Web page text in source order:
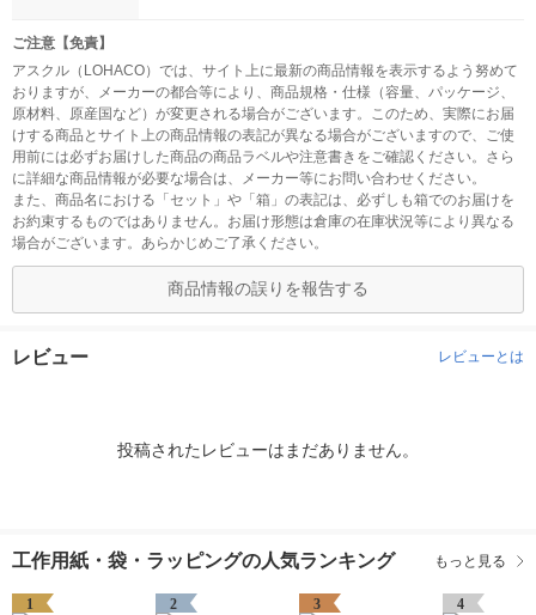
ご注意【免責】
アスクル（LOHACO）では、サイト上に最新の商品情報を表示するよう努めて
おりますが、メーカーの都合等により、商品規格・仕様（容量、パッケージ、
原材料、原産国など）が変更される場合がございます。このため、実際にお届
けする商品とサイト上の商品情報の表記が異なる場合がございますので、ご使
用前には必ずお届けした商品の商品ラベルや注意書きをご確認ください。さら
に詳細な商品情報が必要な場合は、メーカー等にお問い合わせください。
また、商品名における「セット」や「箱」の表記は、必ずしも箱でのお届けを
お約束するものではありません。お届け形態は倉庫の在庫状況等により異なる
場合がございます。あらかじめご了承ください。
商品情報の誤りを報告する
レビュー レビューとは
投稿されたレビューはまだありません。
工作用紙・袋・ラッピングの人気ランキング もっと見る
1 2 3 4